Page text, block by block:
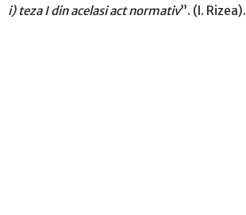
i) teza I din acelasi act normativ”. (I. Rizea).